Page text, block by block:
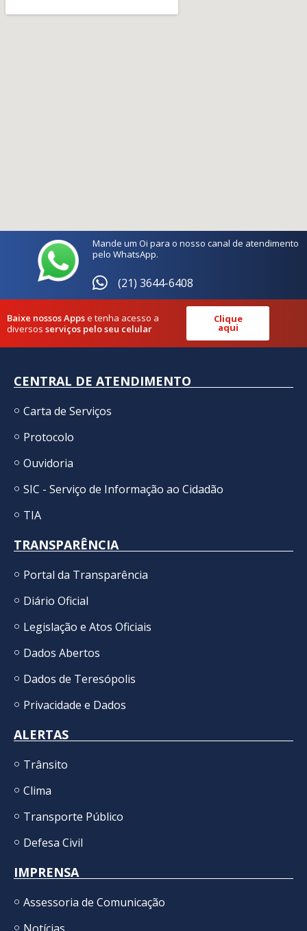
Mande um Oi para o nosso canal de atendimento
pelo WhatsApp.
(21) 3644-6408
Baixe nossos Appse tenha acesso a
diversos serviços pelo seu celular
Clique
aqui
CENTRAL DE ATENDIMENTO
Carta de Serviços
Protocolo
Ouvidoria
SIC - Serviço de Informação ao Cidadão
TIA
TRANSPARÊNCIA
Portal da Transparência
Diário Oficial
Legislação e Atos Oficiais
Dados Abertos
Dados de Teresópolis
Privacidade e Dados
ALERTAS
Trânsito
Clima
Transporte Público
Defesa Civil
IMPRENSA
Assessoria de Comunicação